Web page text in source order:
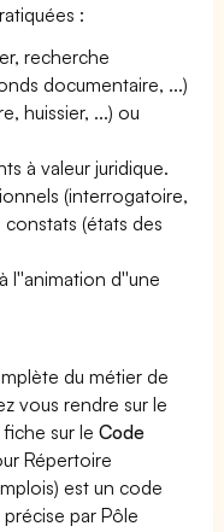
:
recherche
documentaire, ...)
huissier, ...) ou
à valeur juridique.
(interrogatoire,
(états des
l''animation d''une
du métier de
vous rendre sur le
fiche sur leCode
Répertoire
est un code
par Pôle